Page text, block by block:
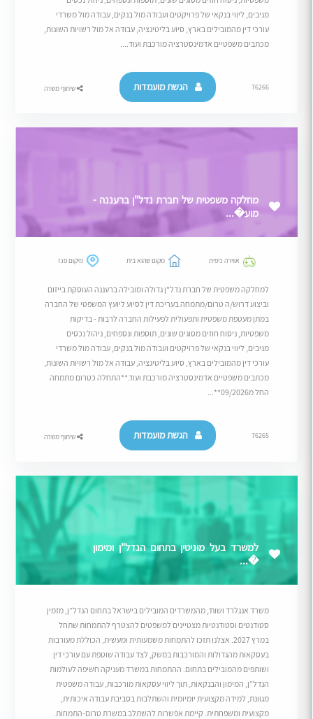
מניבים, ליווי בנקאי של פרויקטים ועבודה מול בנקים, עבודה מול משרדי
עורכי דין מהמובילים בארץ, סיוע בליטיגציה, עבודה אל מול רשויות השונות,
מכתבים משפטיים אדמינסטרציה מורכבת ועוד....
76266 הגשת מועמדות שיתוף משרה
מחלקה משפטית של חברת נדל"ן ברעננה -
מוע�...
אווירה כיפית מקום שהוא בית מיקום פגז
למחלקה משפטית של חברת נדל"ן גדולה ומובילה ברעננה העוסקת בייזום
וביצוע דרוש/ה טרום/מתמחה בעריכת דין לסיוע ליועץ המשפטי של החברה
במתן מעטפת משפטית ותפעולית לפעילות החברה לרבות - בדיקות
משפטיות, ניסוח חוזים מסוגים שונים, תוספות ונספחים, ניהול נכסים
מניבים, ליווי בנקאי של פרויקטים ועבודה מול בנקים, עבודה מול משרדי
עורכי דין מהמובילים בארץ, סיוע בליטיגציה, עבודה אל מול רשויות השונות,
מכתבים משפטיים אדמינסטרציה מורכבת ועוד.**התחלה כטרום מתמחה
החל מ09/2026**...
76265 הגשת מועמדות שיתוף משרה
למשרד בעל מוניטין בתחום הנדל"ן ומימון
�...
משרד אנגלרד ושות’, מהמשרדים המובילים בישראל בתחום הנדל”ן, מזמין
סטודנטים וסטודנטיות מצטיינים למשפטים להצטרף להתמחות שתחל
במרץ 2027. אצלנו תזכו להתמחות משמעותית ומעשית, הכוללת מעורבות
בעסקאות מהגדולות והמורכבות במשק, לצד עבודה שוטפת עם עורכי דין
ושותפים מהמובילים בתחום. ההתמחות במשרד מעניקה חשיפה לעולמות
הנדל”ן, המימון והבנקאות, תוך ליווי עסקאות מורכבות, עבודה משפטית
מגוונת, למידה מקצועית יומיומית והשתלבות בסביבת עבודה איכותית,
מקצועית ומשפחתית. קיימת אפשרות להשתלב במשרת טרום-התמחות.